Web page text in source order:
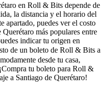
en Roll & Bits depende de
la distancia y el horario del
apartado, puedes ver el costo
más populares entre
indicar tu origen en
de un boleto de Roll & Bits a
desde tu casa,
tu boleto para Roll &
a Santiago de Querétaro!